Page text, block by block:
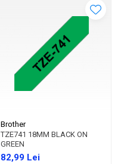
Brother
TZE741 18MM BLACK ON
GREEN
82,99 Lei